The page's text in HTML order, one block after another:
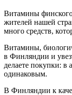
Витамины
жителей нашей
много средств,
Витамины,
в Финляндии и
делаете покупки: в
одинаковым.
В Финляндии к